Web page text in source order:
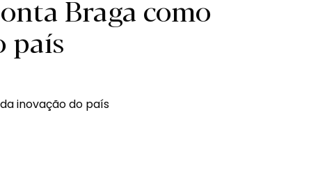
Braga como
país